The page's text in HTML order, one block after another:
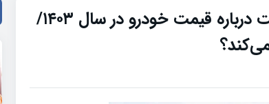
خبر مهم معاون وزیر صنعت درباره قیمت خودرو در سال ۱۴۰۳/